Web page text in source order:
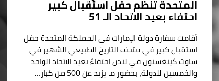
المتحدة تنظم حفل استقبال كبير
احتفاء بعيد الاتحاد الـ 51
أقامت سفارة دولة الإمارات في المملكة المتحدة حفل
استقبال كبير في متحف التاريخ الطبيعي الشهير في
ساوث كينغستون في لندن احتفاءً بعيد الاتحاد الواحد
والخمسين للدولة، بحضور ما يزيد عن 500 من كبار…